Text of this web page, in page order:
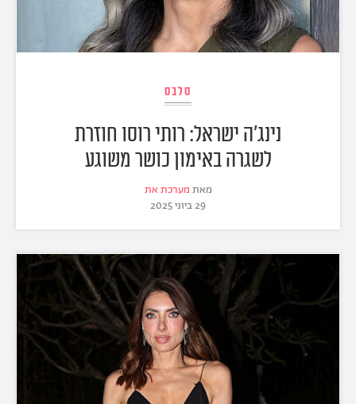
סלבס
נינג'ה ישראל: רותי רוסו חוזרת
לשגרה באימון כושר משוגע
מאת מערכת את
29 ביוני 2025